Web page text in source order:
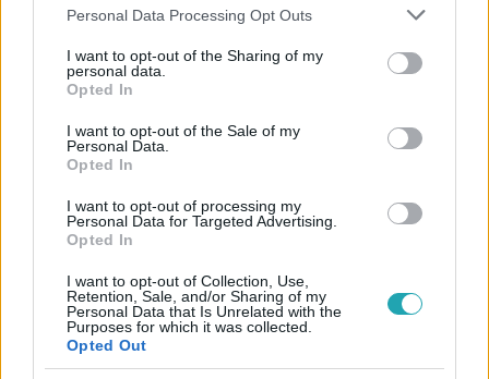
Please note that this website/app uses one or more Google
not limited to your visit or usage behaviour. You may click to
grant or deny consent to Google and its third-party tags to
use your data for below specified purposes in below Google
consent section.
Personal Data Processing Opt Outs
I want to opt-out of the Sharing of my
personal data.
Opted In
I want to opt-out of the Sale of my
Personal Data.
Opted In
I want to opt-out of processing my
Personal Data for Targeted Advertising.
Opted In
I want to opt-out of Collection, Use,
Retention, Sale, and/or Sharing of my
Personal Data that Is Unrelated with the
Purposes for which it was collected.
Opted Out
REGGELI #RTL #ADÁSRÉSZLETEK VIDEÓ
FAGYLALT
GASZTRONÓMIA KULTÚRA
NÉPRAJZI MÚZEUM
Népszerű